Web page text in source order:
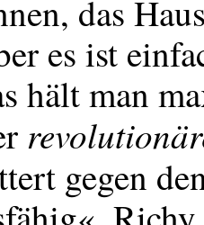
das
es ist
hält man
gegen